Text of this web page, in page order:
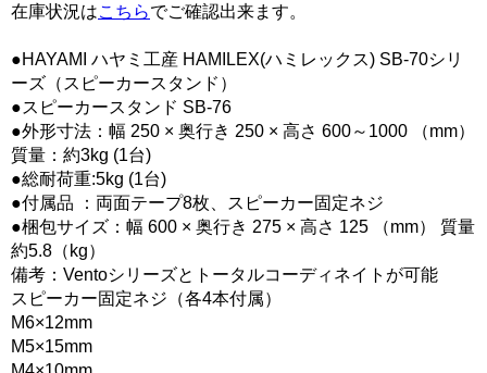
在庫状況はこちらでご確認出来ます。
●HAYAMI ハヤミ工産 HAMILEX(ハミレックス) SB-70シリ
ーズ（スピーカースタンド）
●スピーカースタンド SB-76
●外形寸法：幅 250 × 奥行き 250 × 高さ 600～1000 （mm）
質量：約3kg (1台)
●総耐荷重:5kg (1台)
●付属品 ：両面テープ8枚、スピーカー固定ネジ
●梱包サイズ：幅 600 × 奥行き 275 × 高さ 125 （mm） 質量
約5.8（kg）
備考：Ventoシリーズとトータルコーディネイトが可能
スピーカー固定ネジ（各4本付属）
M6×12mm
M5×15mm